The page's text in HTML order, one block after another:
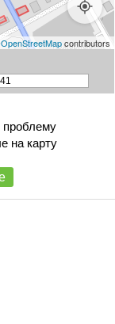
OpenStreetMapcontributors
на карту